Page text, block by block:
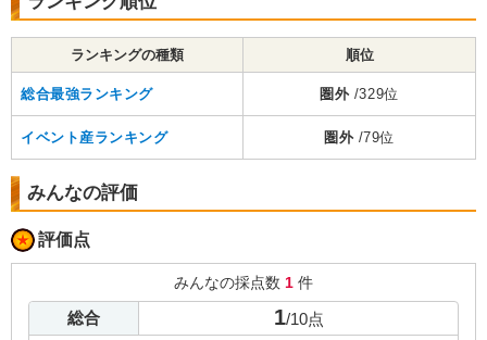
ランキングの種類 順位
総合最強ランキング 圏外 /329位
イベント産ランキング 圏外 /79位
みんなの評価
評価点
みんなの採点数 1 件
総合 1/10点